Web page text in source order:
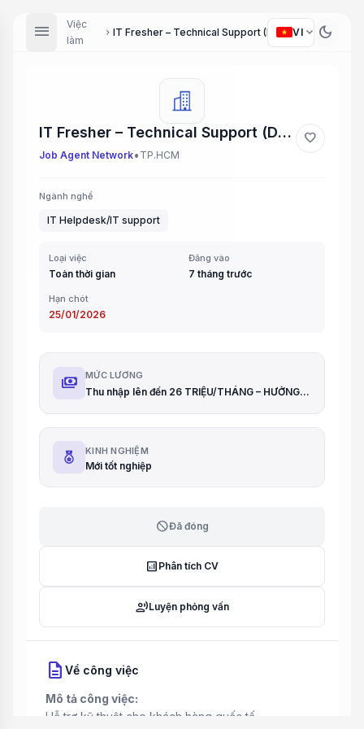
menu
Việc
làm
chevron_right IT Fresher – Technical Support (Dynamics)
VI expand_more dark_mode
IT Fresher – Technical Support (Dynamics)
Job Agent Network• TP.HCM
favorite
Ngành nghề
IT Helpdesk/IT support
Loại việc
Toàn thời gian
Đăng vào
7 tháng trước
Hạn chót
25/01/2026
payments MỨC LƯƠNG
Thu nhập lên đến 26 TRIỆU/THÁNG – HƯỞNG 100% LƯƠNG THỬ VIỆC
KINH NGHIỆM
Mới tốt nghiệp
blockĐã đóng
analytics Phân tích CV
record_voice_overLuyện phỏng vấn
description Về công việc
Mô tả công việc:
Hỗ trợ kỹ thuật cho khách hàng quốc tế.